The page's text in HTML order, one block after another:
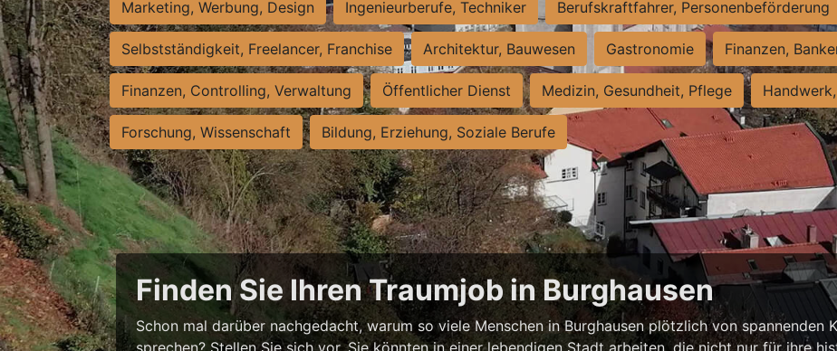
Marketing, Werbung, Design Ingenieurberufe, Techniker Berufskraftfahrer, Personenbeförderung
Selbstständigkeit, Freelancer, Franchise Architektur, Bauwesen Gastronomie Finanzen,
Finanzen, Controlling, Verwaltung Öffentlicher Dienst Medizin, Gesundheit, Pflege
Forschung, Wissenschaft Bildung, Erziehung, Soziale Berufe
Finden Sie Ihren Traumjob in Burghausen
Schon mal darüber nachgedacht, warum so viele Menschen in Burghausen plötzlich von spannenden